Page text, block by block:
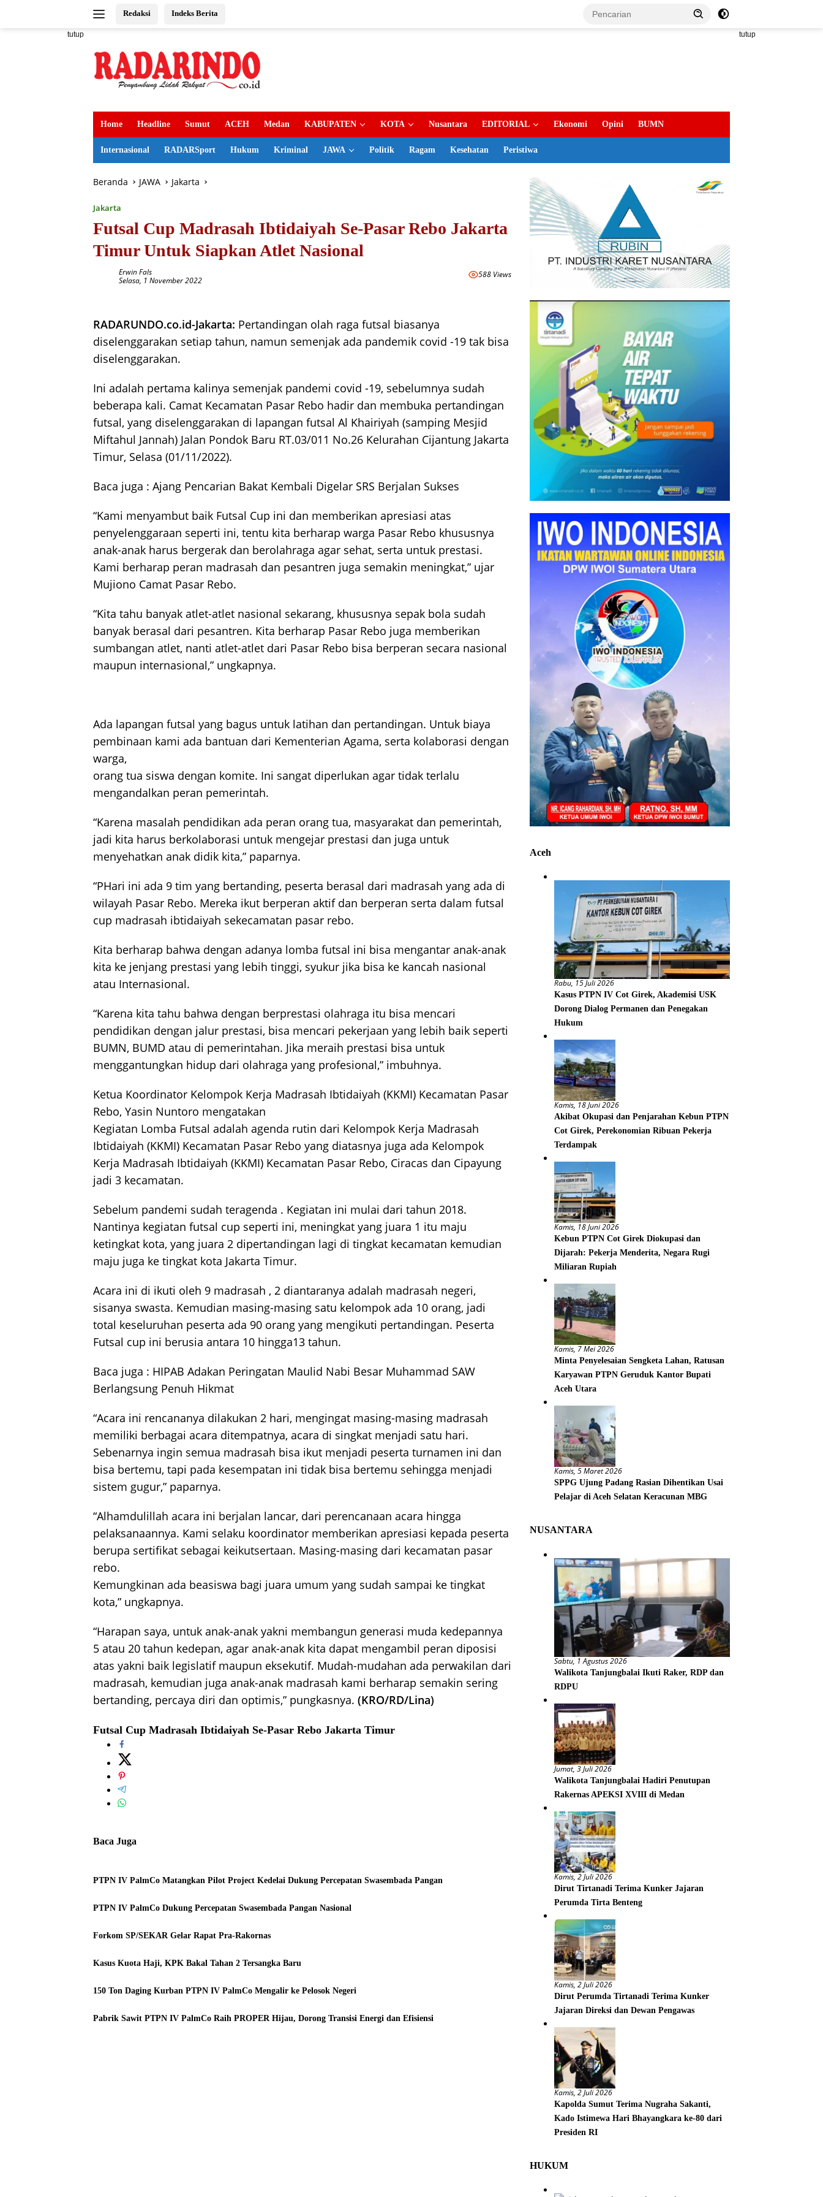
Redaksi Indeks Berita
tutup tutup
Home Headline Sumut ACEH Medan KABUPATEN KOTA Nusantara EDITORIAL Ekonomi Opini BUMN
Internasional RADARSport Hukum Kriminal JAWA Politik Ragam Kesehatan Peristiwa
Beranda JAWA Jakarta
Jakarta
Futsal Cup Madrasah Ibtidaiyah Se-Pasar Rebo Jakarta
Timur Untuk Siapkan Atlet Nasional
Erwin Fals
Selasa, 1 November 2022
588 Views
RADARUNDO.co.id-Jakarta: Pertandingan olah raga futsal biasanya
diselenggarakan setiap tahun, namun semenjak ada pandemik covid -19 tak bisa
diselenggarakan.
Ini adalah pertama kalinya semenjak pandemi covid -19, sebelumnya sudah
beberapa kali. Camat Kecamatan Pasar Rebo hadir dan membuka pertandingan
futsal, yang diselenggarakan di lapangan futsal Al Khairiyah (samping Mesjid
Miftahul Jannah) Jalan Pondok Baru RT.03/011 No.26 Kelurahan Cijantung Jakarta
Timur, Selasa (01/11/2022).
Baca juga : Ajang Pencarian Bakat Kembali Digelar SRS Berjalan Sukses
“Kami menyambut baik Futsal Cup ini dan memberikan apresiasi atas
penyelenggaraan seperti ini, tentu kita berharap warga Pasar Rebo khususnya
anak-anak harus bergerak dan berolahraga agar sehat, serta untuk prestasi.
Kami berharap peran madrasah dan pesantren juga semakin meningkat,” ujar
Mujiono Camat Pasar Rebo.
“Kita tahu banyak atlet-atlet nasional sekarang, khususnya sepak bola sudah
banyak berasal dari pesantren. Kita berharap Pasar Rebo juga memberikan
sumbangan atlet, nanti atlet-atlet dari Pasar Rebo bisa berperan secara nasional
maupun internasional,” ungkapnya.
Ada lapangan futsal yang bagus untuk latihan dan pertandingan. Untuk biaya
pembinaan kami ada bantuan dari Kementerian Agama, serta kolaborasi dengan
warga,
orang tua siswa dengan komite. Ini sangat diperlukan agar tidak terlalu
mengandalkan peran pemerintah.
“Karena masalah pendidikan ada peran orang tua, masyarakat dan pemerintah,
jadi kita harus berkolaborasi untuk mengejar prestasi dan juga untuk
menyehatkan anak didik kita,” paparnya.
“PHari ini ada 9 tim yang bertanding, peserta berasal dari madrasah yang ada di
wilayah Pasar Rebo. Mereka ikut berperan aktif dan berperan serta dalam futsal
cup madrasah ibtidaiyah sekecamatan pasar rebo.
Kita berharap bahwa dengan adanya lomba futsal ini bisa mengantar anak-anak
kita ke jenjang prestasi yang lebih tinggi, syukur jika bisa ke kancah nasional
atau Internasional.
“Karena kita tahu bahwa dengan berprestasi olahraga itu bisa mencari
pendidikan dengan jalur prestasi, bisa mencari pekerjaan yang lebih baik seperti
BUMN, BUMD atau di pemerintahan. Jika meraih prestasi bisa untuk
menggantungkan hidup dari olahraga yang profesional,” imbuhnya.
Ketua Koordinator Kelompok Kerja Madrasah Ibtidaiyah (KKMI) Kecamatan Pasar
Rebo, Yasin Nuntoro mengatakan
Kegiatan Lomba Futsal adalah agenda rutin dari Kelompok Kerja Madrasah
Ibtidaiyah (KKMI) Kecamatan Pasar Rebo yang diatasnya juga ada Kelompok
Kerja Madrasah Ibtidaiyah (KKMI) Kecamatan Pasar Rebo, Ciracas dan Cipayung
jadi 3 kecamatan.
Sebelum pandemi sudah teragenda . Kegiatan ini mulai dari tahun 2018.
Nantinya kegiatan futsal cup seperti ini, meningkat yang juara 1 itu maju
ketingkat kota, yang juara 2 dipertandingan lagi di tingkat kecamatan kemudian
maju juga ke tingkat kota Jakarta Timur.
Acara ini di ikuti oleh 9 madrasah , 2 diantaranya adalah madrasah negeri,
sisanya swasta. Kemudian masing-masing satu kelompok ada 10 orang, jadi
total keseluruhan peserta ada 90 orang yang mengikuti pertandingan. Peserta
Futsal cup ini berusia antara 10 hingga13 tahun.
Baca juga : HIPAB Adakan Peringatan Maulid Nabi Besar Muhammad SAW
Berlangsung Penuh Hikmat
“Acara ini rencananya dilakukan 2 hari, mengingat masing-masing madrasah
memiliki berbagai acara ditempatnya, acara di singkat menjadi satu hari.
Sebenarnya ingin semua madrasah bisa ikut menjadi peserta turnamen ini dan
bisa bertemu, tapi pada kesempatan ini tidak bisa bertemu sehingga menjadi
sistem gugur,” paparnya.
“Alhamdulillah acara ini berjalan lancar, dari perencanaan acara hingga
pelaksanaannya. Kami selaku koordinator memberikan apresiasi kepada peserta
berupa sertifikat sebagai keikutsertaan. Masing-masing dari kecamatan pasar
rebo.
Kemungkinan ada beasiswa bagi juara umum yang sudah sampai ke tingkat
kota,” ungkapnya.
“Harapan saya, untuk anak-anak yakni membangun generasi muda kedepannya
5 atau 20 tahun kedepan, agar anak-anak kita dapat mengambil peran diposisi
atas yakni baik legislatif maupun eksekutif. Mudah-mudahan ada perwakilan dari
madrasah, kemudian juga anak-anak madrasah kami berharap semakin sering
bertanding, percaya diri dan optimis,” pungkasnya. (KRO/RD/Lina)
Futsal Cup Madrasah Ibtidaiyah Se-Pasar Rebo Jakarta Timur
Baca Juga
PTPN IV PalmCo Matangkan Pilot Project Kedelai Dukung Percepatan Swasembada Pangan
PTPN IV PalmCo Dukung Percepatan Swasembada Pangan Nasional
Forkom SP/SEKAR Gelar Rapat Pra-Rakornas
Kasus Kuota Haji, KPK Bakal Tahan 2 Tersangka Baru
150 Ton Daging Kurban PTPN IV PalmCo Mengalir ke Pelosok Negeri
Pabrik Sawit PTPN IV PalmCo Raih PROPER Hijau, Dorong Transisi Energi dan Efisiensi
Aceh
Rabu, 15 Juli 2026
Kasus PTPN IV Cot Girek, Akademisi USK
Dorong Dialog Permanen dan Penegakan
Hukum
Kamis, 18 Juni 2026
Akibat Okupasi dan Penjarahan Kebun PTPN
Cot Girek, Perekonomian Ribuan Pekerja
Terdampak
Kamis, 18 Juni 2026
Kebun PTPN Cot Girek Diokupasi dan
Dijarah: Pekerja Menderita, Negara Rugi
Miliaran Rupiah
Kamis, 7 Mei 2026
Minta Penyelesaian Sengketa Lahan, Ratusan
Karyawan PTPN Geruduk Kantor Bupati
Aceh Utara
Kamis, 5 Maret 2026
SPPG Ujung Padang Rasian Dihentikan Usai
Pelajar di Aceh Selatan Keracunan MBG
NUSANTARA
Sabtu, 1 Agustus 2026
Walikota Tanjungbalai Ikuti Raker, RDP dan
RDPU
Jumat, 3 Juli 2026
Walikota Tanjungbalai Hadiri Penutupan
Rakernas APEKSI XVIII di Medan
Kamis, 2 Juli 2026
Dirut Tirtanadi Terima Kunker Jajaran
Perumda Tirta Benteng
Kamis, 2 Juli 2026
Dirut Perumda Tirtanadi Terima Kunker
Jajaran Direksi dan Dewan Pengawas
Kamis, 2 Juli 2026
Kapolda Sumut Terima Nugraha Sakanti,
Kado Istimewa Hari Bhayangkara ke-80 dari
Presiden RI
HUKUM